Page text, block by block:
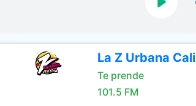
La Z Urbana Cali
Te prende
101.5 FM